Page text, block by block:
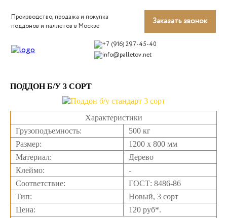
Производство, продажа и покупка
поддонов и паллетов в Москве
Заказать звонок
+7 (916) 297-45-40
info@palletov.net
ПОДДОН Б/У 3 СОРТ
Характеристики
Грузоподъемность:
500 кг
Размер:
1200 х 800 мм
Материал:
Дерево
Клеймо:
-
Соответствие:
ГОСТ: 8486-86
Тип:
Новый, 3 сорт
Цена:
120 руб*.